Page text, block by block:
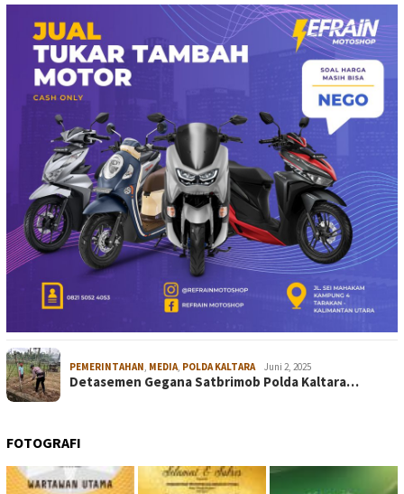
PEMERINTAHAN, MEDIA, POLDA KALTARA Juni 2, 2025
Detasemen Gegana Satbrimob Polda Kaltara…
FOTOGRAFI